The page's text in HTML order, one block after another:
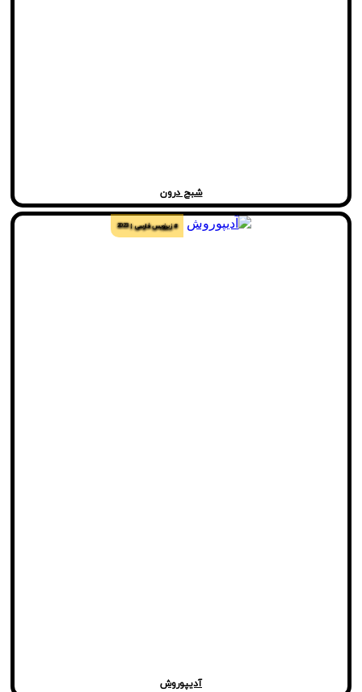
شبح درون
# زیرنویس فارسی 2023
آدیپوروش